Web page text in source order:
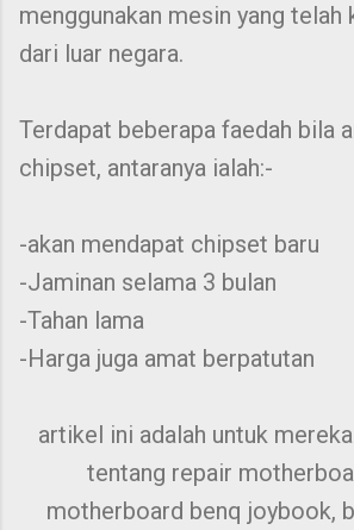
menggunakan mesin yang
dari luar negara.
Terdapat beberapa faedah bila
chipset, antaranya ialah:-
-akan mendapat chipset baru
-Jaminan selama 3 bulan
-Tahan lama
-Harga juga amat berpatutan
artikel ini adalah untuk
tentang repair
motherboard benq joybook,